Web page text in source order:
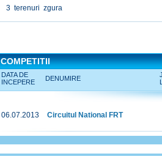
3 terenuri zgura
COMPETITII
DATA DE
INCEPERE
DENUMIRE
06.07.2013 Circuitul National FRT